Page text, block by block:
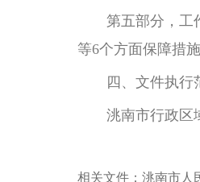
第五部分，工
等6个方面保障措施
四、文件执行
洮南市行政区
相关文件：洮南市人